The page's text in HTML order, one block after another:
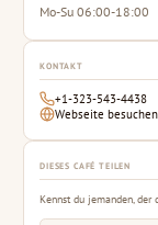
Mo-Su 06:00-18:00
KONTAKT
+1-323-543-4438
Webseite
DIESES CAFÉ TEILEN
Kennst du jemanden, der